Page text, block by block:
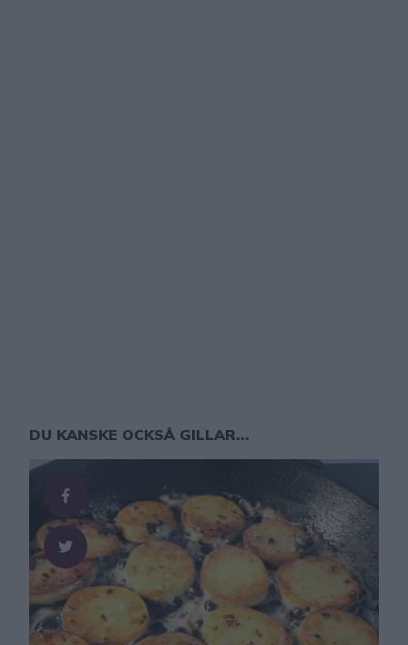
DU KANSKE OCKSÅ GILLAR...